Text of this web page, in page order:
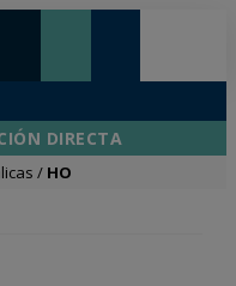
DIRECTA
/ HO